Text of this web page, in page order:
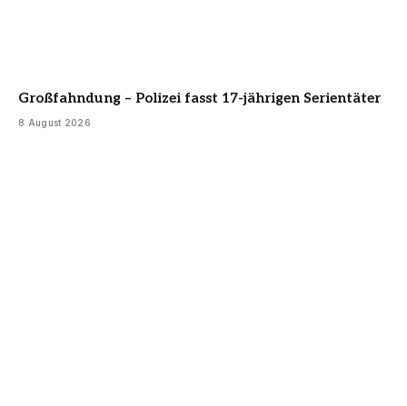
Großfahndung – Polizei fasst 17-jährigen Serientäter
8 August 2026